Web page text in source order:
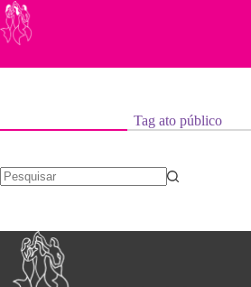
Pular
para
o
Tag ato público